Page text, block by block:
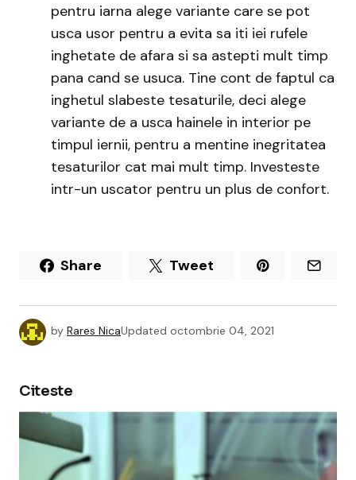
pentru iarna alege variante care se pot
usca usor pentru a evita sa iti iei rufele
inghetate de afara si sa astepti mult timp
pana cand se usuca. Tine cont de faptul ca
inghetul slabeste tesaturile, deci alege
variante de a usca hainele in interior pe
timpul iernii, pentru a mentine inegritatea
tesaturilor cat mai mult timp. Investeste
intr-un uscator pentru un plus de confort.
Share Tweet
by Rares NicaUpdated octombrie 04, 2021
Citeste